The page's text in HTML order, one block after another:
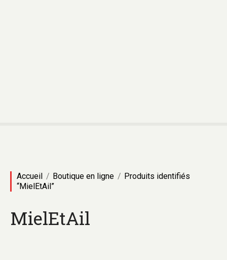
Accueil Boutique en ligne
Produits identifiés
“MielEtAil”
MielEtAil